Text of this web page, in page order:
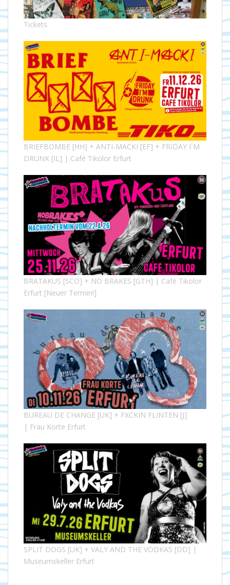
Tickets
BRIEFBOMBE [HH] + ANTI-MACKI [EF] + FRIDAY I´M
DRUNK [IL] | Café Tikolor Erfurt
BRATAKUS [SCO] + NO BRAKES [GTH] | Café Tikolor
Erfurt [Neuer Termin!]
BUREAU DE CHANGE [UK] + FXCKIN FLINTEN [J]
| Frau Korte Erfurt
SPLIT DOGS [UK] + VALY AND THE VODKAS [DD] |
Museumskeller Erfurt